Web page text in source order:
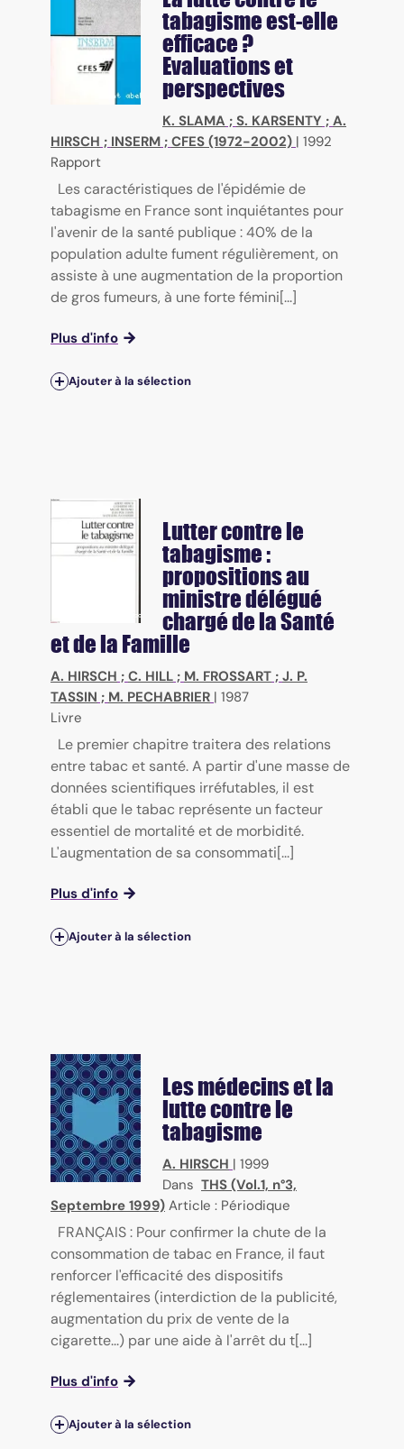
tabagisme est-elle
efficace ?
Evaluations et
perspectives
K. SLAMA ; S. KARSENTY ; A.
HIRSCH ; INSERM ; CFES (1972-2002) | 1992
Rapport
Les caractéristiques de l'épidémie de
tabagisme en France sont inquiétantes pour
l'avenir de la santé publique : 40% de la
population adulte fument régulièrement, on
assiste à une augmentation de la proportion
de gros fumeurs, à une forte fémini[...]
Plus d'info
Ajouter à la sélection
Lutter contre le
tabagisme :
propositions au
ministre délégué
chargé de la Santé
et de la Famille
A. HIRSCH ; C. HILL ; M. FROSSART ; J. P.
TASSIN ; M. PECHABRIER | 1987
Livre
Le premier chapitre traitera des relations
entre tabac et santé. A partir d'une masse de
données scientifiques irréfutables, il est
établi que le tabac représente un facteur
essentiel de mortalité et de morbidité.
L'augmentation de sa consommati[...]
Plus d'info
Ajouter à la sélection
Les médecins et la
lutte contre le
tabagisme
A. HIRSCH | 1999
Dans THS (Vol.1, n°3,
Septembre 1999) Article : Périodique
FRANÇAIS : Pour confirmer la chute de la
consommation de tabac en France, il faut
renforcer l'efficacité des dispositifs
réglementaires (interdiction de la publicité,
augmentation du prix de vente de la
cigarette...) par une aide à l'arrêt du t[...]
Plus d'info
Ajouter à la sélection